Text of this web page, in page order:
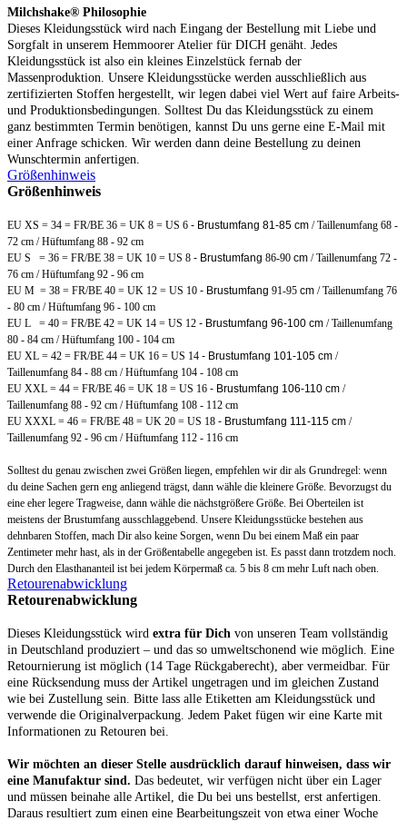
Milchshake® Philosophie
Dieses Kleidungsstück wird nach Eingang der Bestellung mit Liebe und
Sorgfalt in unserem Hemmoorer Atelier für DICH genäht. Jedes
Kleidungsstück ist also ein kleines Einzelstück fernab der
Massenproduktion. Unsere Kleidungsstücke werden ausschließlich aus
zertifizierten Stoffen hergestellt, wir legen dabei viel Wert auf faire Arbeits-
und Produktionsbedingungen. Solltest Du das Kleidungsstück zu einem
ganz bestimmten Termin benötigen, kannst Du uns gerne eine E-Mail mit
einer Anfrage schicken. Wir werden dann deine Bestellung zu deinen
Wunschtermin anfertigen.
Größenhinweis
Größenhinweis
EU XS = 34 = FR/BE 36 = UK 8 = US 6 - Brustumfang 81-85 cm / Taillenumfang 68 -
72 cm / Hüftumfang 88 - 92 cm
EU S = 36 = FR/BE 38 = UK 10 = US 8 - Brustumfang 86-90 cm / Taillenumfang 72 -
76 cm / Hüftumfang 92 - 96 cm
EU M = 38 = FR/BE 40 = UK 12 = US 10 - Brustumfang 91-95 cm / Taillenumfang 76
- 80 cm / Hüftumfang 96 - 100 cm
EU L = 40 = FR/BE 42 = UK 14 = US 12 - Brustumfang 96-100 cm / Taillenumfang
80 - 84 cm / Hüftumfang 100 - 104 cm
EU XL = 42 = FR/BE 44 = UK 16 = US 14 - Brustumfang 101-105 cm /
Taillenumfang 84 - 88 cm / Hüftumfang 104 - 108 cm
EU XXL = 44 = FR/BE 46 = UK 18 = US 16 - Brustumfang 106-110 cm /
Taillenumfang 88 - 92 cm / Hüftumfang 108 - 112 cm
EU XXXL = 46 = FR/BE 48 = UK 20 = US 18 - Brustumfang 111-115 cm /
Taillenumfang 92 - 96 cm / Hüftumfang 112 - 116 cm
Solltest du genau zwischen zwei Größen liegen, empfehlen wir dir als Grundregel: wenn
du deine Sachen gern eng anliegend trägst, dann wähle die kleinere Größe. Bevorzugst du
eine eher legere Tragweise, dann wähle die nächstgrößere Größe. Bei Oberteilen ist
meistens der Brustumfang ausschlaggebend. Unsere Kleidungsstücke bestehen aus
dehnbaren Stoffen, mach Dir also keine Sorgen, wenn Du bei einem Maß ein paar
Zentimeter mehr hast, als in der Größentabelle angegeben ist. Es passt dann trotzdem noch.
Durch den Elasthananteil ist bei jedem Körpermaß ca. 5 bis 8 cm mehr Luft nach oben.
Retourenabwicklung
Retourenabwicklung
Dieses Kleidungsstück wird extra für Dich von unseren Team vollständig
in Deutschland produziert – und das so umweltschonend wie möglich. Eine
Retournierung ist möglich (14 Tage Rückgaberecht), aber vermeidbar. Für
eine Rücksendung muss der Artikel ungetragen und im gleichen Zustand
wie bei Zustellung sein. Bitte lass alle Etiketten am Kleidungsstück und
verwende die Originalverpackung. Jedem Paket fügen wir eine Karte mit
Informationen zu Retouren bei.
Wir möchten an dieser Stelle ausdrücklich darauf hinweisen, dass wir
eine Manufaktur sind. Das bedeutet, wir verfügen nicht über ein Lager
und müssen beinahe alle Artikel, die Du bei uns bestellst, erst anfertigen.
Daraus resultiert zum einen eine Bearbeitungszeit von etwa einer Woche